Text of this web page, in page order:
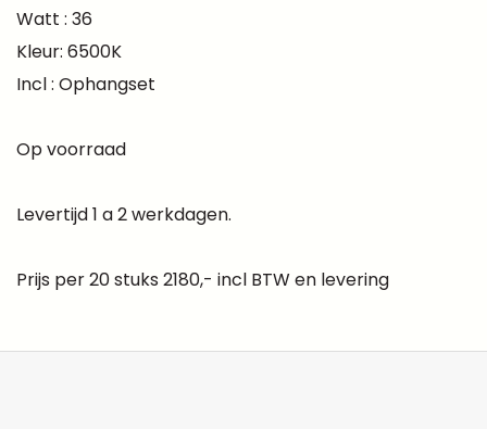
Watt : 36
Kleur: 6500K
Incl : Ophangset
Op voorraad
Levertijd 1 a 2 werkdagen.
Prijs per 20 stuks 2180,- incl BTW en levering